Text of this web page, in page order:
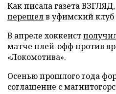
Как писала газета
перешелв уфимский клуб
В апреле хоккеист
матче плей-офф против
«Локомотива».
Осенью прошлого года
соглашение с